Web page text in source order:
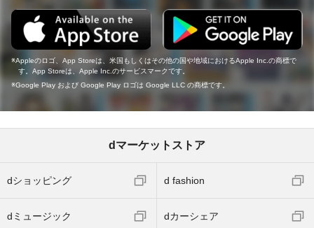
Appleのロゴ、App Storeは、米国もしくはその他の国や地域におけるApple Inc.の商標で
す。App Storeは、Apple Inc.のサービスマークです。
Google Play および Google Play ロゴは Google LLC の商標です。
dマーケットストア
dショッピング d fashion
dミュージック dカーシェア